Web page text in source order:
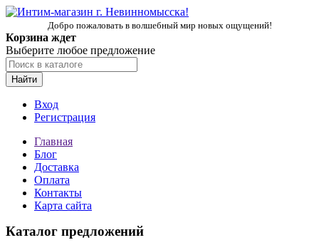
Добро пожаловать в волшебный мир новых ощущений!
Корзина ждет
Выберите любое предложение
Найти
Вход
Регистрация
Главная
Блог
Доставка
Оплата
Контакты
Карта сайта
Каталог предложений